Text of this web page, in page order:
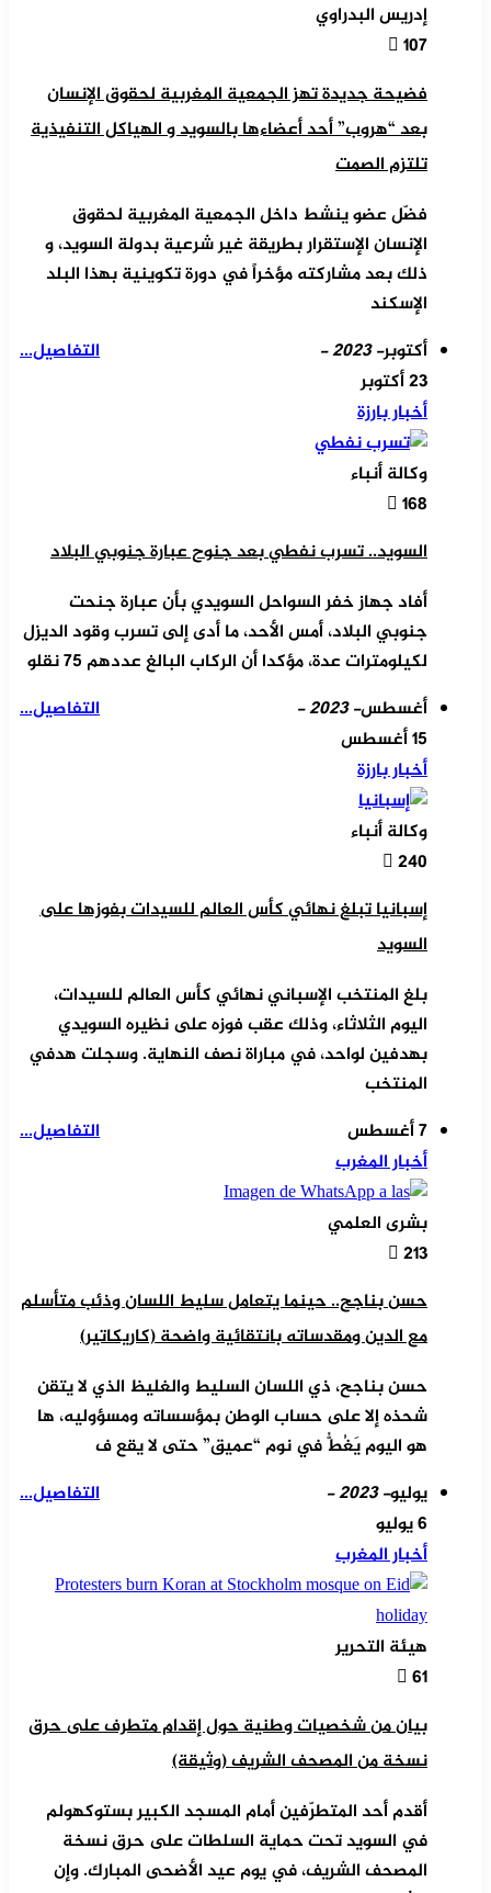
إدريس البدراوي
107
فضيحة جديدة تهز الجمعية المغربية لحقوق الإنسان
بعد “هروب” أحد أعضاءها بالسويد و الهياكل التنفيذية
تلتزم الصمت
فضّل عضو ينشط داخل الجمعية المغربية لحقوق
الإنسان الإستقرار بطريقة غير شرعية بدولة السويد، و
ذلك بعد مشاركته مؤخراً في دورة تكوينية بهذا البلد
الإسكند
التفاصيل...
أكتوبر- 2023 -
23 أكتوبر
أخبار بارزة
وكالة أنباء
168
السويد.. تسرب نفطي بعد جنوح عبارة جنوبي البلاد
أفاد جهاز خفر السواحل السويدي بأن عبارة جنحت
جنوبي البلاد، أمس الأحد، ما أدى إلى تسرب وقود الديزل
لكيلومترات عدة، مؤكدا أن الركاب البالغ عددهم 75 نقلو
التفاصيل...
أغسطس- 2023 -
15 أغسطس
أخبار بارزة
وكالة أنباء
240
إسبانيا تبلغ نهائي كأس العالم للسيدات بفوزها على
السويد
بلغ المنتخب الإسباني نهائي كأس العالم للسيدات،
اليوم الثلاثاء، وذلك عقب فوزه على نظيره السويدي
بهدفين لواحد، في مباراة نصف النهاية. وسجلت هدفي
المنتخب
التفاصيل...
7 أغسطس
أخبار المغرب
بشرى العلمي
213
حسن بناجح.. حينما يتعامل سليط اللسان وذئب متأسلم
مع الدين ومقدساته بانتقائية واضحة (كاريكاتير)
حسن بناجح، ذي اللسان السليط والغليظ الذي لا يتقن
شحذه إلا على حساب الوطن بمؤسساته ومسؤوليه، ها
هو اليوم يَغُطُّ في نوم “عميق” حتى لا يقع ف
التفاصيل...
يوليو- 2023 -
6 يوليو
أخبار المغرب
هيئة التحرير
61
بيان من شخصيات وطنية حول إقدام متطرف على حرق
نسخة من المصحف الشريف (وثيقة)
أقدم أحد المتطرّفين أمام المسجد الكبير بستوكهولم
في السويد تحت حماية السلطات على حرق نسخة
المصحف الشريف، في يوم عيد الأضحى المبارك. وإن